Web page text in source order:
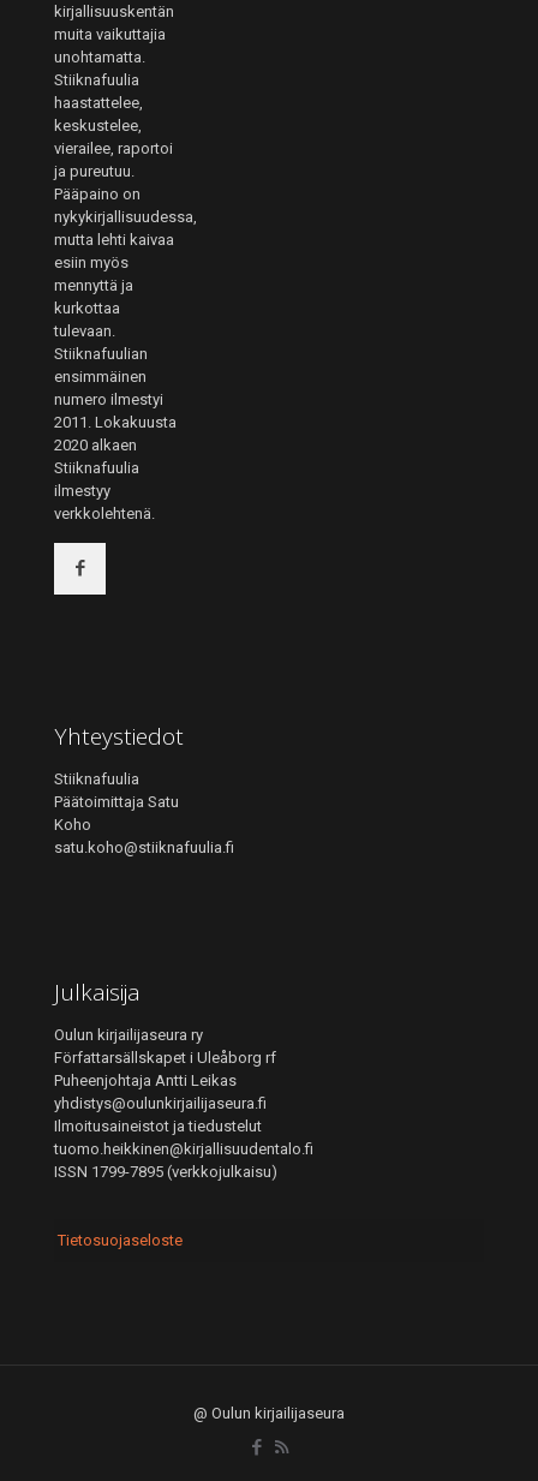
kirjallisuuskentän
muita vaikuttajia
unohtamatta.
Stiiknafuulia
haastattelee,
keskustelee,
vierailee, raportoi
ja pureutuu.
Pääpaino on
nykykirjallisuudessa,
mutta lehti kaivaa
esiin myös
mennyttä ja
kurkottaa
tulevaan.
Stiiknafuulian
ensimmäinen
numero ilmestyi
2011. Lokakuusta
2020 alkaen
Stiiknafuulia
ilmestyy
verkkolehtenä.
Yhteystiedot
Stiiknafuulia
Päätoimittaja Satu
Koho
satu.koho@stiiknafuulia.fi
Julkaisija
Oulun kirjailijaseura ry
Författarsällskapet i Uleåborg rf
Puheenjohtaja Antti Leikas
yhdistys@oulunkirjailijaseura.fi
Ilmoitusaineistot ja tiedustelut
tuomo.heikkinen@kirjallisuudentalo.fi
ISSN 1799-7895 (verkkojulkaisu)
Tietosuojaseloste
@ Oulun kirjailijaseura